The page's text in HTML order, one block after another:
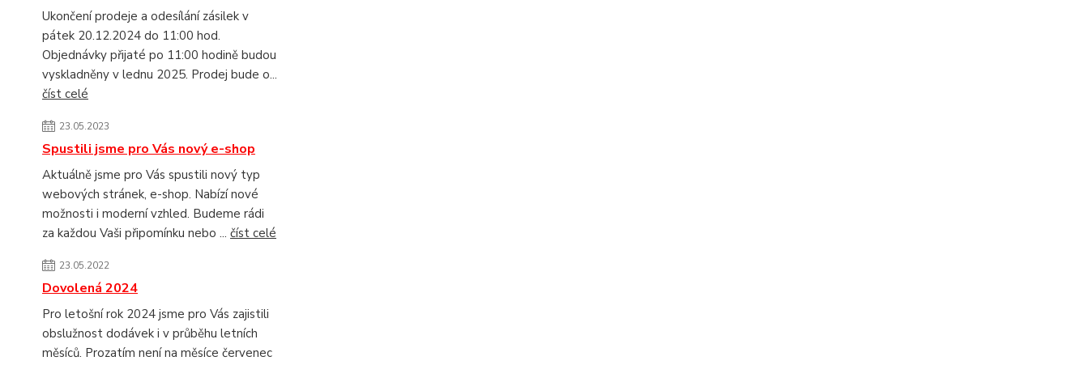
Ukončení prodeje a odesílání zásilek v
pátek 20.12.2024 do 11:00 hod.
Objednávky přijaté po 11:00 hodině budou
vyskladněny v lednu 2025. Prodej bude o...
číst celé
23.05.2023
Spustili jsme pro Vás nový e-shop
Aktuálně jsme pro Vás spustili nový typ
webových stránek, e-shop. Nabízí nové
možnosti i moderní vzhled. Budeme rádi
za každou Vaši připomínku nebo ... číst celé
23.05.2022
Dovolená 2024
Pro letošní rok 2024 jsme pro Vás zajistili
obslužnost dodávek i v průběhu letních
měsíců. Prozatím není na měsíce červenec